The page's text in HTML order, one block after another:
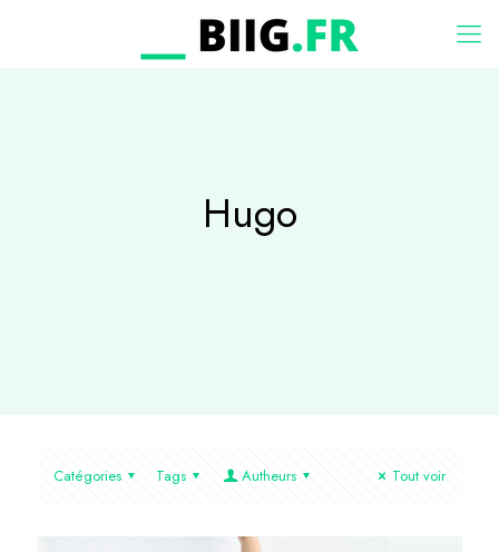
Hugo
Catégories Tags Autheurs Tout voir